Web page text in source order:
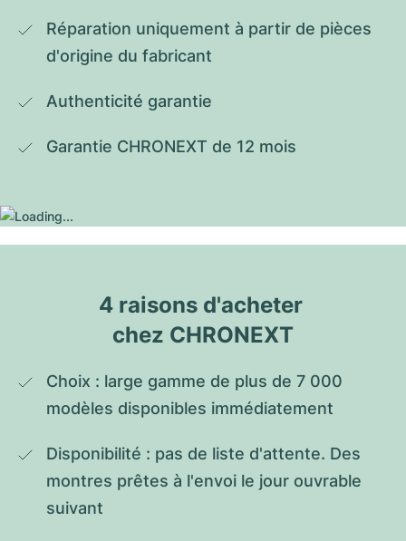
Réparation uniquement à partir de pièces
d'origine du fabricant
Authenticité garantie
Garantie CHRONEXT de 12 mois
4 raisons d'acheter
chez CHRONEXT
Choix : large gamme de plus de 7 000
modèles disponibles immédiatement
Disponibilité : pas de liste d'attente. Des
montres prêtes à l'envoi le jour ouvrable
suivant